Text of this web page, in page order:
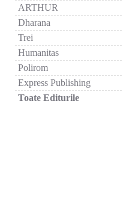
ARTHUR
Dharana
Trei
Humanitas
Polirom
Express Publishing
Toate Editurile